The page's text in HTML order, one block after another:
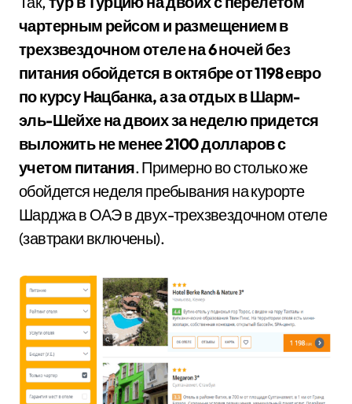
чартерным рейсом и размещением в
трехзвездочном отеле на 6 ночей без
питания обойдется в октябре от 1198 евро
по курсу Нацбанка, а за отдых в Шарм-
эль-Шейхе на двоих за неделю придется
выложить не менее 2100 долларов с
учетом питания. Примерно во столько же
обойдется неделя пребывания на курорте
Шарджа в ОАЭ в двух-трехзвездочном отеле
(завтраки включены).